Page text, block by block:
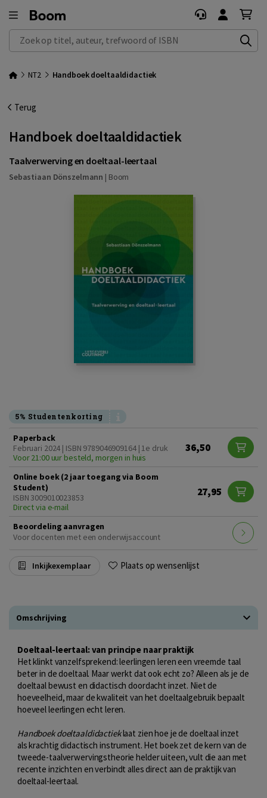
Zoek op titel, auteur, trefwoord of ISBN
NT2 Handboek doeltaaldidactiek
Terug
Handboek doeltaaldidactiek
Taalverwerving en doeltaal-leertaal
Sebastiaan Dönszelmann | Boom
5% Studentenkorting
Paperback
Februari 2024 | ISBN 9789046909164 | 1e druk
Voor 21:00 uur besteld, morgen in huis
36,50
Online boek (2 jaar toegang via Boom
Student)
ISBN 3009010023853
Direct via e-mail
27,95
Beoordeling aanvragen
Voor docenten met een onderwijsaccount
Inkijkexemplaar Plaats op wensenlijst
Omschrijving
Doeltaal-leertaal: van principe naar praktijk
Het klinkt vanzelfsprekend: leerlingen leren een vreemde taal
beter in de doeltaal. Maar werkt dat ook echt zo? Alleen als je de
doeltaal bewust en didactisch doordacht inzet. Niet de
hoeveelheid, maar de kwaliteit van het doeltaalgebruik bepaalt
hoeveel leerlingen echt leren.
Handboek doeltaaldidactieklaat zien hoe je de doeltaal inzet
als krachtig didactisch instrument. Het boek zet de kern van de
tweede-taalverwervingstheorie helder uiteen, vult die aan met
recente inzichten en verbindt alles direct aan de praktijk van
doeltaal-leertaal.